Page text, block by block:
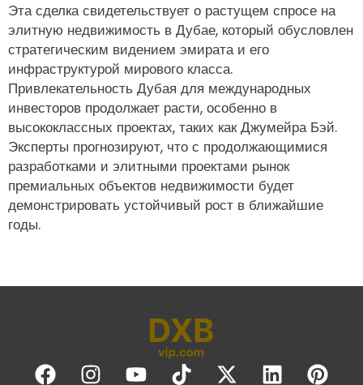
Эта сделка свидетельствует о растущем спросе на
элитную недвижимость в Дубае, который обусловлен
стратегическим видением эмирата и его
инфраструктурой мирового класса.
Привлекательность Дубая для международных
инвесторов продолжает расти, особенно в
высококлассных проектах, таких как Джумейра Бэй.
Эксперты прогнозируют, что с продолжающимися
разработками и элитными проектами рынок
премиальных объектов недвижимости будет
демонстрировать устойчивый рост в ближайшие
годы.